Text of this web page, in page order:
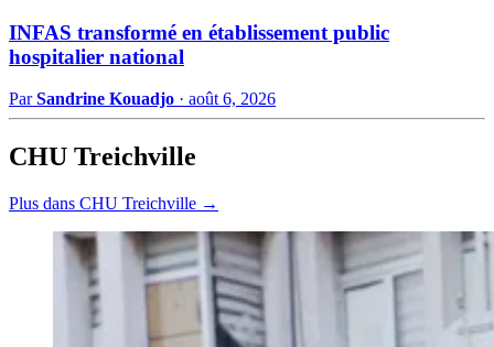
INFAS transformé en établissement public
hospitalier national
ParSandrine Kouadjo · août 6, 2026
CHU Treichville
Plus dans CHU Treichville →